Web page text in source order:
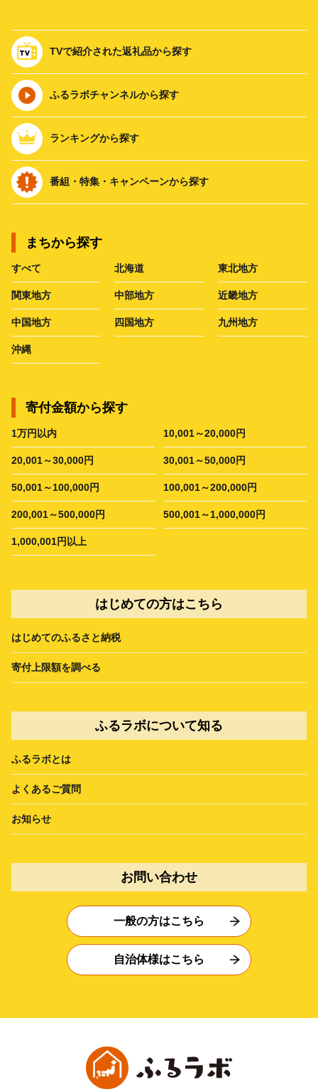
TVで紹介された返礼品から探す
ふるラボチャンネルから探す
ランキングから探す
番組・特集・キャンペーンから探す
まちから探す
すべて 北海道 東北地方
関東地方 中部地方 近畿地方
中国地方 四国地方 九州地方
沖縄
寄付金額から探す
1万円以内 10,001～20,000円
20,001～30,000円 30,001～50,000円
50,001～100,000円 100,001～200,000円
200,001～500,000円 500,001～1,000,000円
1,000,001円以上
はじめての方はこちら
はじめてのふるさと納税
寄付上限額を調べる
ふるラボについて知る
ふるラボとは
よくあるご質問
お知らせ
お問い合わせ
一般の方はこちら
自治体様はこちら